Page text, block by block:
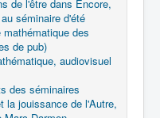
de l'être dans Encore,
séminaire d'été
des
de pub)
audiovisuel
des séminaires
la jouissance de l'Autre,